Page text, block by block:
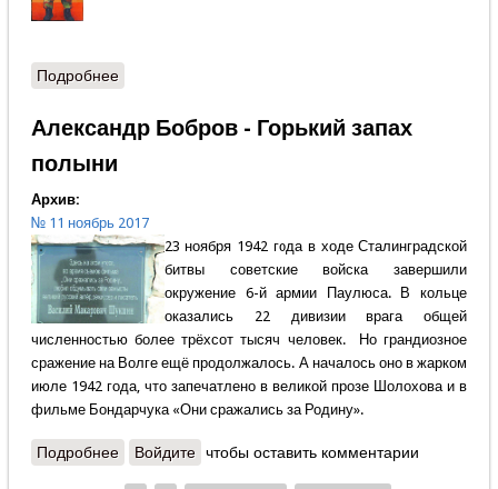
Подробнеео Пётр Давыдов - Странная икона
Александр Бобров - Горький запах
полыни
Архив:
№ 11 ноябрь 2017
23 ноября 1942 года в ходе Сталинградской
битвы советские войска завершили
окружение 6-й армии Паулюса. В кольце
оказались 22 дивизии врага общей
численностью более трёхсот тысяч человек. Но грандиозное
сражение на Волге ещё продолжалось. А началось оно в жарком
июле 1942 года, что запечатлено в великой прозе Шолохова и в
фильме Бондарчука «Они сражались за Родину».
Подробнеео Александр Бобров - Горький запах полыни
Войдите чтобы оставить комментарии